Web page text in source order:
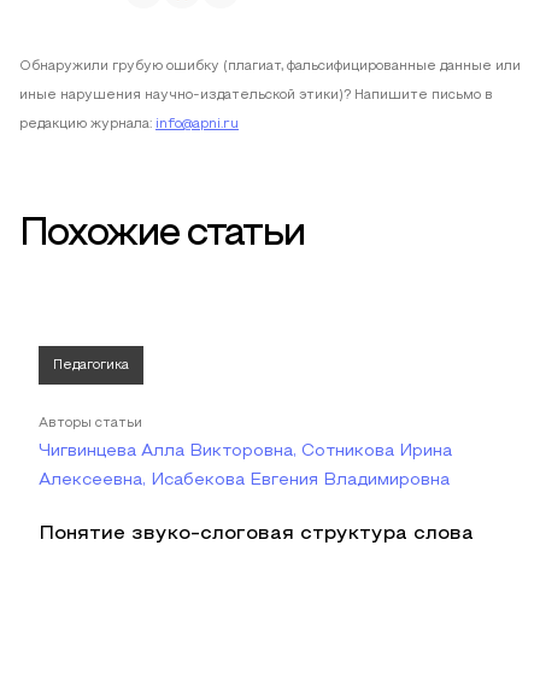
Обнаружили грубую ошибку (плагиат, фальсифицированные данные или
иные нарушения научно-издательской этики)? Напишите письмо в
редакцию журнала: info@apni.ru
Похожие статьи
Педагогика
Авторы статьи
Чигвинцева Алла Викторовна, Сотникова Ирина
Алексеевна, Исабекова Евгения Владимировна
Понятие звуко-слоговая структура слова